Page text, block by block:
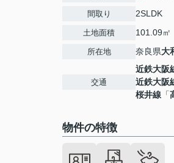
間取り 2SLDK
土地面積 101.09㎡
所在地 奈良県大
交通
近鉄大阪
近鉄大阪
桜井線 「
物件の特徴